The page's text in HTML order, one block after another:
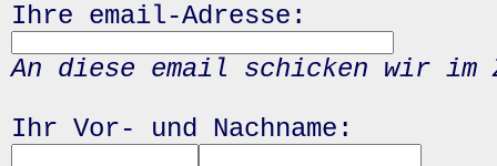
Ihre email-Adresse:
An diese email schicken wir
Ihr Vor- und Nachname: